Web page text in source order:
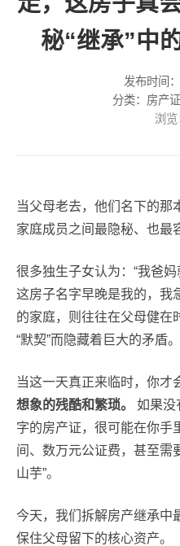
秘“继承”中
发布时间
分类：房产
浏览
当父母老去，他们名下的那
家庭成员之间最隐秘、也最
很多独生子女认为：“我爸
这房子名字早晚是我的，我
的家庭，则往往在父母健在
“默契”而隐藏着巨大的矛盾。
当这一天真正来临时，你才
想象的残酷和繁琐。
如果没
字的房产证，很可能在你手
间、数万元公证费，甚至需
山芋”。
今天，我们拆解房产继承中
保住父母留下的核心资产。